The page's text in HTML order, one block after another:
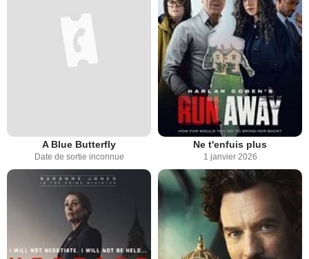
A Blue Butterfly
Date de sortie inconnue
Ne t'enfuis plus
1 janvier 2026